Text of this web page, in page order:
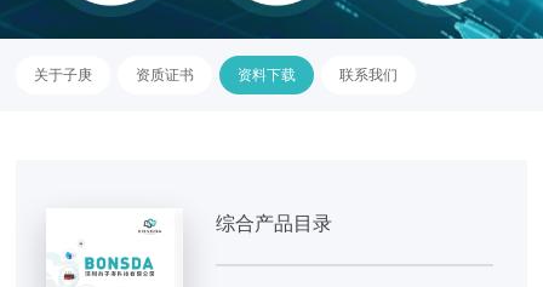
关于子庚 资质证书 资料下载 联系我们
综合产品目录